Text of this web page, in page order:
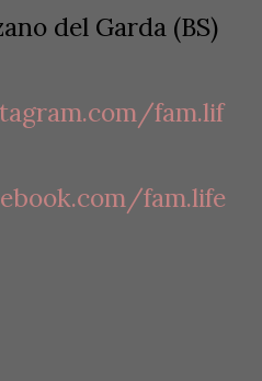
del Garda (BS)
fam.lif
fam.life